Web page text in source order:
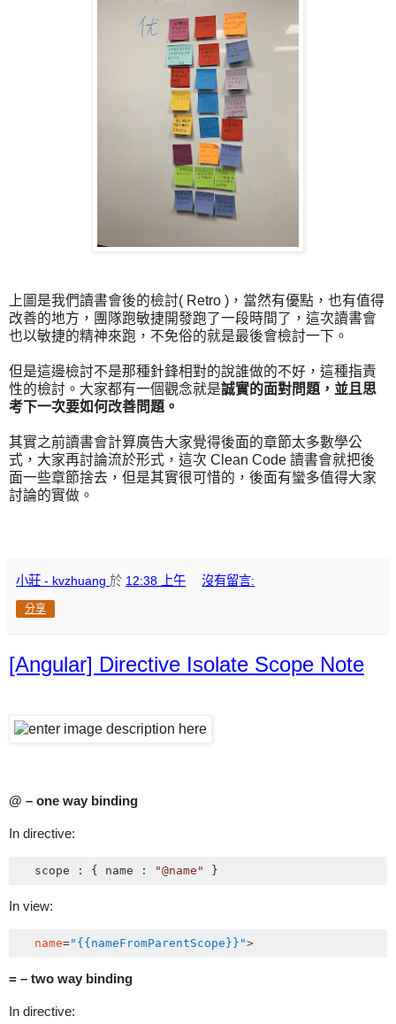
上圖是我們讀書會後的檢討( Retro )，當然有優點，也有值得
改善的地方，團隊跑敏捷開發跑了一段時間了，這次讀書會
也以敏捷的精神來跑，不免俗的就是最後會檢討一下。
但是這邊檢討不是那種針鋒相對的說誰做的不好，這種指責
性的檢討。大家都有一個觀念就是誠實的面對問題，並且思
考下一次要如何改善問題。
其實之前讀書會計算廣告大家覺得後面的章節太多數學公
式，大家再討論流於形式，這次 Clean Code 讀書會就把後
面一些章節捨去，但是其實很可惜的，後面有蠻多值得大家
討論的實做。
小莊 - kvzhuang 於 12:38 上午 沒有留言:
分享
[Angular] Directive Isolate Scope Note
@ – one way binding
In directive:
   scope
: { name : "@name" }
In view:
name="{{nameFromParentScope}}">
= – two way binding
In directive: